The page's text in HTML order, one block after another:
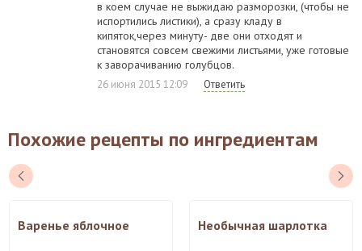
в коем случае не выжидаю разморозки, (чтобы не
испортились листики), а сразу кладу в
кипяток,через минуту- две они отходят и
становятся совсем свежими листьями, уже готовые
к заворачиванию голубцов.
26 июня 2015 12:09 Ответить
Похожие рецепты по ингредиентам
Варенье яблочное Необычная шарлотка